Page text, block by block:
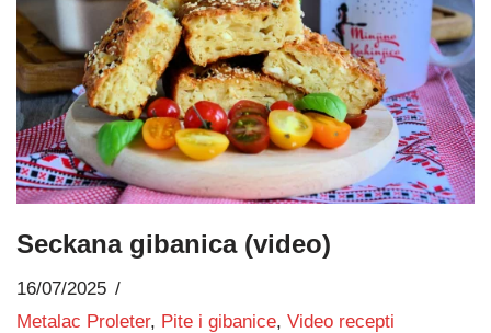
Seckana gibanica (video)
16/07/2025
Metalac Proleter, Pite i gibanice, Video recepti